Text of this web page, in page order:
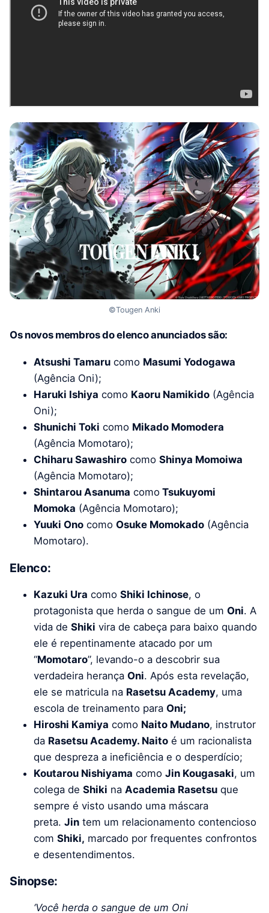
©Tougen Anki
Os novos membros do elenco anunciados são:
Atsushi Tamaru como Masumi Yodogawa
(Agência Oni);
Haruki Ishiya como Kaoru Namikido (Agência
Oni);
Shunichi Toki como Mikado Momodera
(Agência Momotaro);
Chiharu Sawashiro como Shinya Momoiwa
(Agência Momotaro);
Shintarou Asanuma como Tsukuyomi
Momoka (Agência Momotaro);
Yuuki Ono como Osuke Momokado (Agência
Momotaro).
Elenco:
Kazuki Ura como Shiki Ichinose, o
protagonista que herda o sangue de um Oni. A
vida de Shiki vira de cabeça para baixo quando
ele é repentinamente atacado por um
“Momotaro”, levando-o a descobrir sua
verdadeira herança Oni. Após esta revelação,
ele se matricula na Rasetsu Academy, uma
escola de treinamento para Oni;
Hiroshi Kamiya como Naito Mudano, instrutor
da Rasetsu Academy. Naito é um racionalista
que despreza a ineficiência e o desperdício;
Koutarou Nishiyama como Jin Kougasaki, um
colega de Shiki na Academia Rasetsu que
sempre é visto usando uma máscara
preta. Jin tem um relacionamento contencioso
com Shiki, marcado por frequentes confrontos
e desentendimentos.
Sinopse:
‘Você herda o sangue de um Oni